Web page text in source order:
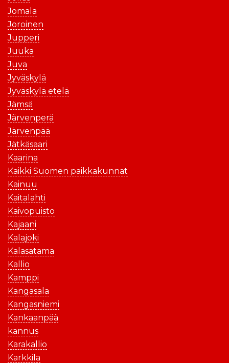
Jomala
Joroinen
Jupperi
Juuka
Juva
Jyväskylä
Jyväskylä etelä
Jämsä
Järvenperä
Järvenpää
Jätkäsaari
Kaarina
Kaikki Suomen paikkakunnat
Kainuu
Kaitalahti
Kaivopuisto
Kajaani
Kalajoki
Kalasatama
Kallio
Kamppi
Kangasala
Kangasniemi
Kankaanpää
kannus
Karakallio
Karkkila